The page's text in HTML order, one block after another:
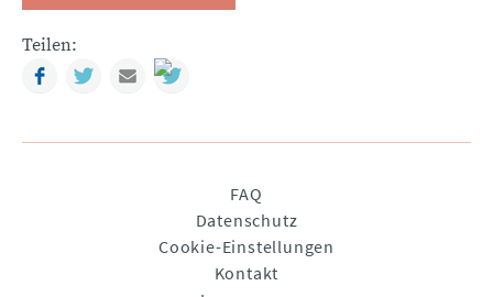
Teilen:
FacebookTwitterMail
FAQ
Datenschutz
Cookie-Einstellungen
Kontakt